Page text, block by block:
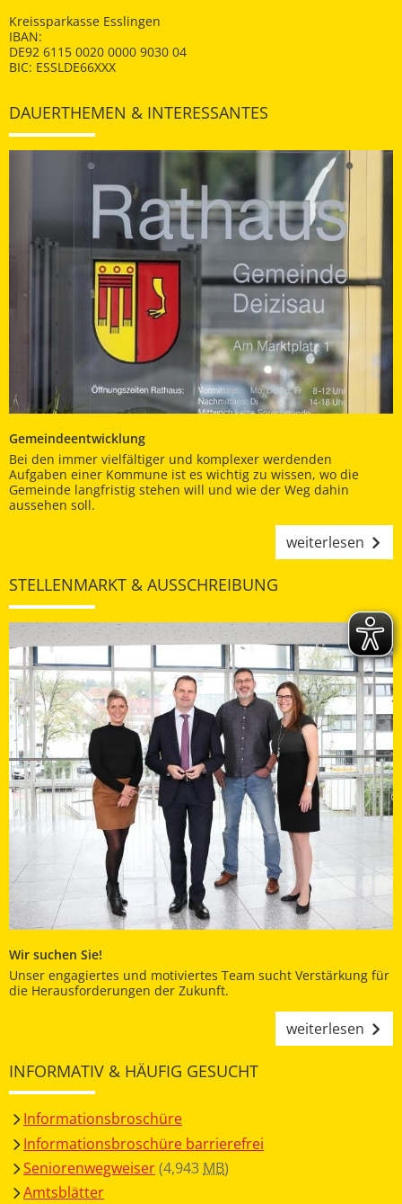
Kreissparkasse Esslingen
IBAN:
DE92 6115 0020 0000 9030 04
BIC: ESSLDE66XXX
DAUERTHEMEN & INTERESSANTES
Gemeindeentwicklung
Bei den immer vielfältiger und komplexer werdenden
Aufgaben einer Kommune ist es wichtig zu wissen, wo die
Gemeinde langfristig stehen will und wie der Weg dahin
aussehen soll.
weiterlesen
STELLENMARKT & AUSSCHREIBUNG
Wir suchen Sie!
Unser engagiertes und motiviertes Team sucht Verstärkung für
die Herausforderungen der Zukunft.
weiterlesen
INFORMATIV & HÄUFIG GESUCHT
Informationsbroschüre
Informationsbroschüre barrierefrei
Seniorenwegweiser(4,943 MB)
Amtsblätter